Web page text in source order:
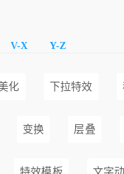
V-X Y-Z
化 下拉特效
变换 层叠